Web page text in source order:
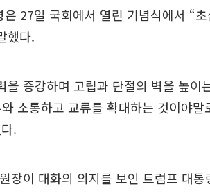
은 27일 국회에서 열린 기념식에서 “
했다.
을 증강하며 고립과 단절의 벽을 높이
소통하고 교류를 확대하는 것이야
.
장이 대화의 의지를 보인 트럼프 대